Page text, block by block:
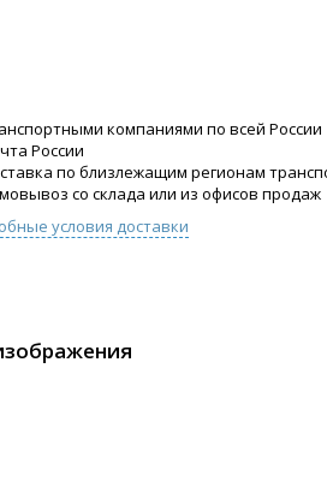
компаниями по всей России
России
по близлежащим регионам
со склада или из офисов продаж
условия доставки